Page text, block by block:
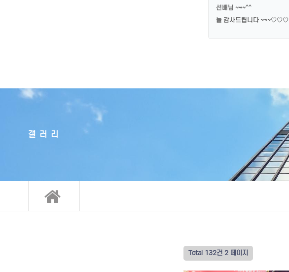
선배님 ~~~^^
늘 감사드립니다 ~~~♡♡♡
갤러리
Total 132건 2 페이지